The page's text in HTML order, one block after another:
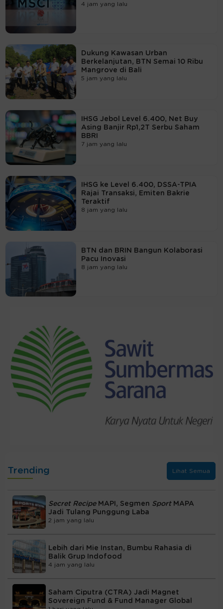
4 jam yang lalu
Dukung Kawasan Urban
Berkelanjutan, BTN Semai 10 Ribu
Mangrove di Bali
5 jam yang lalu
IHSG Jebol Level 6.400, Net Buy
Asing Banjir Rp1,2T Serbu Saham
BBRI
7 jam yang lalu
IHSG ke Level 6.400, DSSA-TPIA
Rajai Transaksi, Emiten Bakrie
Teraktif
8 jam yang lalu
BTN dan BRIN Bangun Kolaborasi
Pacu Inovasi
8 jam yang lalu
Trending Lihat Semua
Secret RecipeMAPI, Segmen Sport MAPA
Jadi Tulang Punggung Laba
2 jam yang lalu
Lebih dari Mie Instan, Bumbu Rahasia di
Balik Grup Indofood
4 jam yang lalu
Saham Ciputra (CTRA) Jadi Magnet
Sovereign Fund & Fund Manager Global